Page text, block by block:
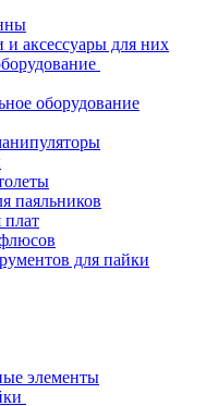
и аксессуары для них
оборудование
паяльников
для пайки
элементы